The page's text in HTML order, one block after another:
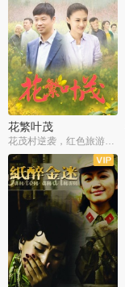
花繁叶茂
花茂村逆袭，红色旅游出圈
全42集